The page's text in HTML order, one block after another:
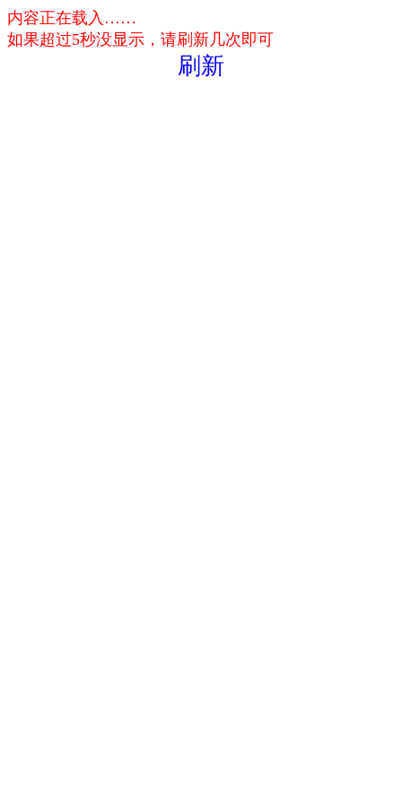
内容正在载入……
如果超过5秒没显示，请刷新几次即可
刷新